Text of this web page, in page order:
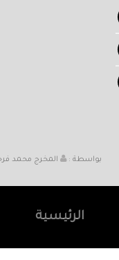
بواسطة : المخرج محمد
الرئيسية